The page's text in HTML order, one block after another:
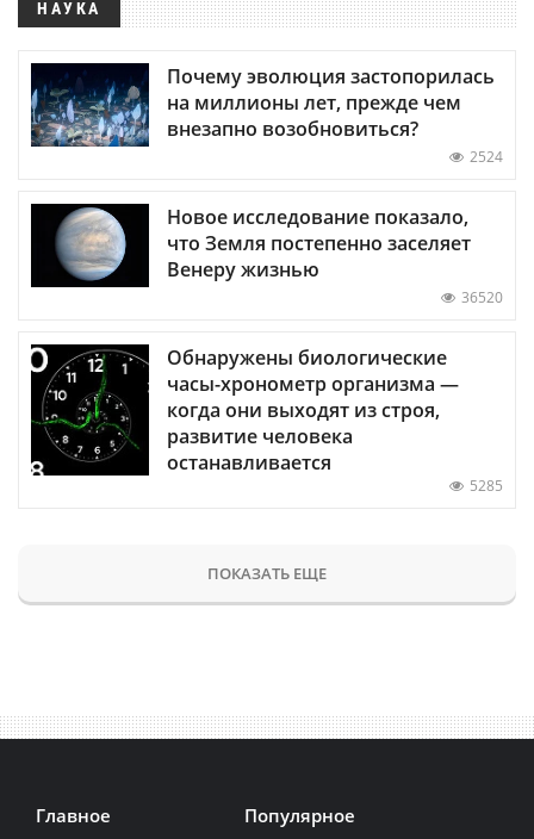
НАУКА
Почему эволюция застопорилась
на миллионы лет, прежде чем
внезапно возобновиться?
2524
Новое исследование показало,
что Земля постепенно заселяет
Венеру жизнью
36520
Обнаружены биологические
часы-хронометр организма —
когда они выходят из строя,
развитие человека
останавливается
5285
ПОКАЗАТЬ ЕЩЕ
Главное Популярное